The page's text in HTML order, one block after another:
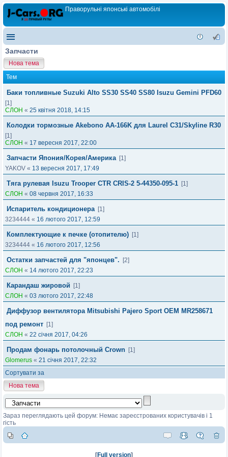
Праворульні японські автомобілі
Запчасти
Нова тема
Тем
Баки топливные Suzuki Alto SS30 SS40 SS80 Isuzu Gemini PFD60
[1]
СЛОН « 25 квітня 2018, 14:15
Колодки тормозные Akebono AA-166K для Laurel C31/Skyline R30
[1]
СЛОН « 17 вересня 2017, 22:00
Запчасти Япония/Корея/Америка [1]
YAKOV « 13 вересня 2017, 17:49
Тяга рулевая Isuzu Trooper CTR CRIS-2 5-44350-095-1 [1]
СЛОН « 08 червня 2017, 16:33
Испаритель кондиционера [1]
3234444 « 16 лютого 2017, 12:59
Комплектующие к печке (отопителю) [1]
3234444 « 16 лютого 2017, 12:56
Остатки запчастей для "японцев".
[2]
СЛОН « 14 лютого 2017, 22:23
Карандаш жировой
[1]
СЛОН « 03 лютого 2017, 22:48
Диффузор вентилятора Mitsubishi Pajero Sport OEM MR258671
под ремонт [1]
СЛОН « 22 січня 2017, 04:26
Продам фонарь потолочный Crown [1]
Glomerus « 21 січня 2017, 22:32
Сортувати за
Нова тема
Зараз переглядають цей форум: Немає зареєстрованих користувачів і 1
гість
[Full version]